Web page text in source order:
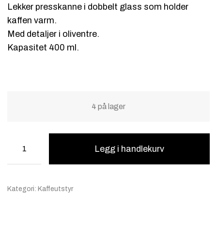
Lekker presskanne i dobbelt glass som holder
kaffen varm.
Med detaljer i oliventre.
Kapasitet 400 ml.
4 på lager
Legg i handlekurv
Kategori: Kaffeutstyr